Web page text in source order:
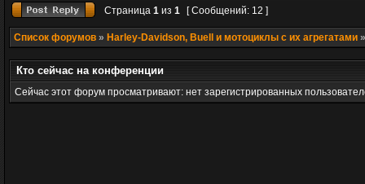
Страница 1 из 1 [ Сообщений: 12 ]
Список форумов » Harley-Davidson, Buell и мотоциклы с их агрегатами
Кто сейчас на конференции
Сейчас этот форум просматривают: нет зарегистрированных